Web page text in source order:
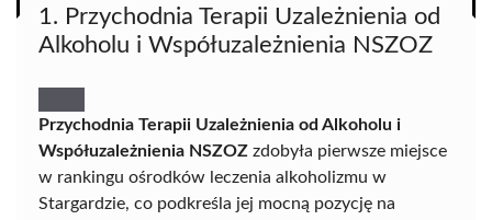
1. Przychodnia Terapii Uzależnienia od
Alkoholu i Współuzależnienia NSZOZ
Przychodnia Terapii Uzależnienia od Alkoholu i
Współuzależnienia NSZOZ zdobyła pierwsze miejsce
w rankingu ośrodków leczenia alkoholizmu w
Stargardzie, co podkreśla jej mocną pozycję na